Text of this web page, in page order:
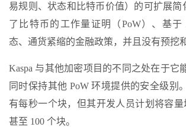
易规则、状态和比特币价值）的可扩展简
了比特币的工作量证明（PoW）、基于
态、通货紧缩的金融政策，并且没有预挖
Kaspa 与其他加密项目的不同之处在于它
同时保持其他 PoW 环境提供的安全级别
有每秒一个块，但其开发人员计划将容量
甚至 100 个块。